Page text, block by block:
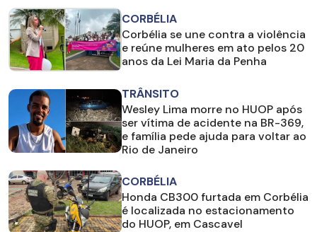
CORBÉLIA
Corbélia se une contra a violência
e reúne mulheres em ato pelos 20
anos da Lei Maria da Penha
TRÂNSITO
Wesley Lima morre no HUOP após
ser vítima de acidente na BR-369,
e família pede ajuda para voltar ao
Rio de Janeiro
CORBÉLIA
Honda CB300 furtada em Corbélia
é localizada no estacionamento
do HUOP, em Cascavel